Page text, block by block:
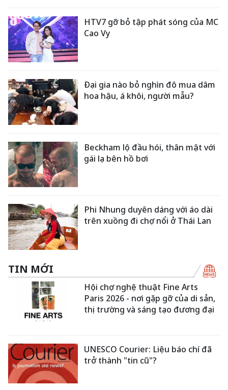
HTV7 gỡ bỏ tập phát sóng của MC
Cao Vy
Đại gia nào bỏ nghìn đô mua dâm
hoa hậu, á khôi, người mẫu?
Beckham lộ đầu hói, thân mật với
gái lạ bên hồ bơi
Phi Nhung duyên dáng với áo dài
trên xuồng đi chợ nổi ở Thái Lan
TIN MỚI
Hội chợ nghệ thuật Fine Arts
Paris 2026 - nơi gặp gỡ của di sản,
thị trường và sáng tạo đương đại
UNESCO Courier: Liệu báo chí đã
trở thành "tin cũ"?